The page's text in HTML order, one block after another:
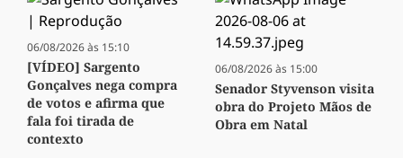
06/08/2026 às 15:10
[VÍDEO] Sargento
Gonçalves nega compra
de votos e afirma que
fala foi tirada de
contexto
06/08/2026 às 15:00
Senador Styvenson visita
obra do Projeto Mãos de
Obra em Natal